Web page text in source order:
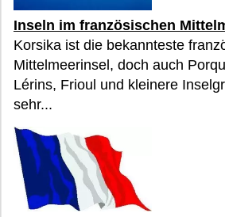
Inseln im französischen
Korsika ist die bekannteste
Mittelmeerinsel, doch auch
Lérins, Frioul und kleinere
sehr...